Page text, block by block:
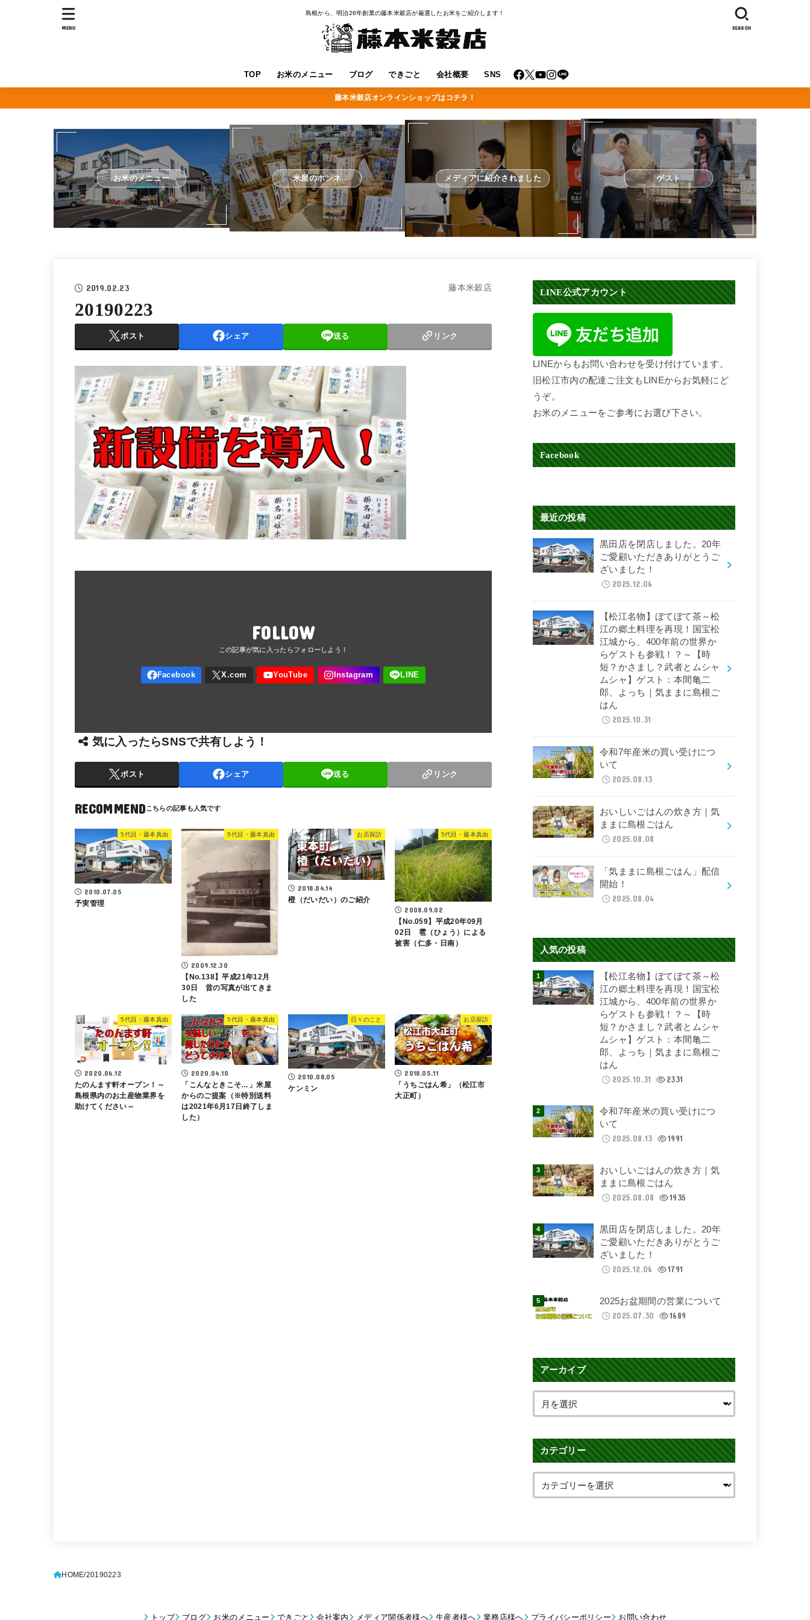
島根から、明治26年創業の藤本米穀店が厳選したお米をご紹介します！
TOP お米のメニュー ブログ できごと 会社概要 SNS
SEARCH
MENU
藤本米穀店オンラインショップはコチラ！
お米のメニュー 米屋のホンネ メディアに紹介されました ゲスト
2019.02.23 藤本米穀店
20190223
ポスト シェア 送る リンク
FOLLOW
気に入ったらSNSで共有しよう！
ポスト シェア 送る リンク
RECOMMEND
5代目・藤本真由
2010.07.05
予実管理
5代目・藤本真由
2009.12.30
【No.138】平成21年12月
30日 昔の写真が出てきま
した
お店探訪
2018.04.14
橙（だいだい）のご紹介
5代目・藤本真由
2008.09.02
【No.059】平成20年09月
02日 雹（ひょう）による
被害（仁多・日南）
5代目・藤本真由
2020.06.12
たのんます軒オープン！～
島根県内のお土産物業界を
助けてください～
5代目・藤本真由
2020.04.10
「こんなときこそ…」米屋
からのご提案（※特別送料
は2021年6月17日終了しま
した）
日々のこと
2010.08.05
ケンミン
お店探訪
2018.05.11
「うちごはん希」（松江市
大正町）
LINE公式アカウント
LINEからもお問い合わせを受け付けています。
旧松江市内の配達ご注文もLINEからお気軽にど
うぞ。
お米のメニューをご参考にお選び下さい。
Facebook
最近の投稿
黒田店を閉店しました。20年
ご愛顧いただきありがとうご
ざいました！
2025.12.06
【松江名物】ぼてぼて茶～松
江の郷土料理を再現！国宝松
江城から、400年前の世界か
らゲストも参戦！？～【時
短？かさまし？武者とムシャ
ムシャ】ゲスト：本間亀二
郎、よっち｜気ままに島根ご
はん
2025.10.31
令和7年産米の買い受けにつ
いて
2025.08.13
おいしいごはんの炊き方｜気
ままに島根ごはん
2025.08.08
「気ままに島根ごはん」配信
開始！
2025.08.04
人気の投稿
【松江名物】ぼてぼて茶～松
江の郷土料理を再現！国宝松
江城から、400年前の世界か
らゲストも参戦！？～【時
短？かさまし？武者とムシャ
ムシャ】ゲスト：本間亀二
郎、よっち｜気ままに島根ご
はん
2025.10.31
2331
令和7年産米の買い受けにつ
いて
2025.08.13
1991
おいしいごはんの炊き方｜気
ままに島根ごはん
2025.08.08
1935
黒田店を閉店しました。20年
ご愛顧いただきありがとうご
ざいました！
2025.12.06
1791
2025お盆期間の営業について
2025.07.30
1689
アーカイブ
カテゴリー
HOME 20190223
トップ ブログ お米のメニュー できごと 会社案内 メディア関係者様へ 生産者様へ 業務店様へ プライバシーポリシー お問い合わせ